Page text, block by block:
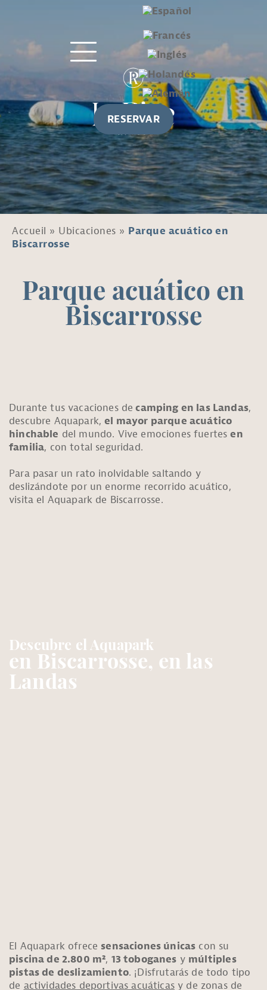
RESERVAR
Accueil » Ubicaciones » Parque acuático en
Biscarrosse
Parque acuático en
Biscarrosse
Durante tus vacaciones de camping en las Landas,
descubre Aquapark,el mayor parque acuático
hinchable del mundo. Vive emociones fuertesen
familia, con total seguridad.
Para pasar un rato inolvidable saltando y
deslizándote por un enorme recorrido acuático,
visita el Aquapark de Biscarrosse.
Descubre el Aquapark
en Biscarrosse, en las
Landas
El Aquapark ofrece sensaciones únicas con su
piscina de 2.800 m², 13 toboganes y múltiples
pistas de deslizamiento. ¡Disfrutarás de todo tipo
de actividades deportivas acuáticasy de zonas de